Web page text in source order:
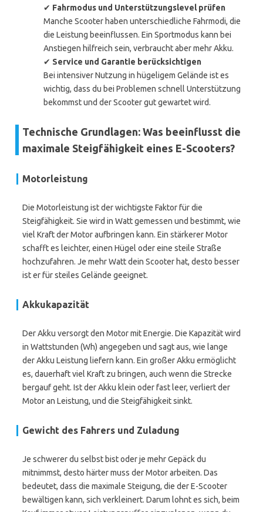
✔ Fahrmodus und Unterstützungslevel prüfen
Manche Scooter haben unterschiedliche Fahrmodi, die
die Leistung beeinflussen. Ein Sportmodus kann bei
Anstiegen hilfreich sein, verbraucht aber mehr Akku.
✔ Service und Garantie berücksichtigen
Bei intensiver Nutzung in hügeligem Gelände ist es
wichtig, dass du bei Problemen schnell Unterstützung
bekommst und der Scooter gut gewartet wird.
Technische Grundlagen: Was beeinflusst die
maximale Steigfähigkeit eines E-Scooters?
Motorleistung
Die Motorleistung ist der wichtigste Faktor für die
Steigfähigkeit. Sie wird in Watt gemessen und bestimmt, wie
viel Kraft der Motor aufbringen kann. Ein stärkerer Motor
schafft es leichter, einen Hügel oder eine steile Straße
hochzufahren. Je mehr Watt dein Scooter hat, desto besser
ist er für steiles Gelände geeignet.
Akkukapazität
Der Akku versorgt den Motor mit Energie. Die Kapazität wird
in Wattstunden (Wh) angegeben und sagt aus, wie lange
der Akku Leistung liefern kann. Ein großer Akku ermöglicht
es, dauerhaft viel Kraft zu bringen, auch wenn die Strecke
bergauf geht. Ist der Akku klein oder fast leer, verliert der
Motor an Leistung, und die Steigfähigkeit sinkt.
Gewicht des Fahrers und Zuladung
Je schwerer du selbst bist oder je mehr Gepäck du
mitnimmst, desto härter muss der Motor arbeiten. Das
bedeutet, dass die maximale Steigung, die der E-Scooter
bewältigen kann, sich verkleinert. Darum lohnt es sich, beim